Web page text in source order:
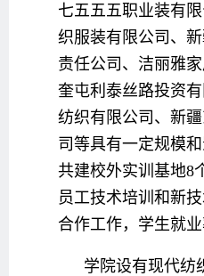
七五五五职业装有
织服装有限公司、
责任公司、洁丽雅家
奎屯利泰丝路投资
纺织有限公司、新
司等具有一定规模
共建校外实训基地8
员工技术培训和新
合作工作，学生就业
学院设有现代纺